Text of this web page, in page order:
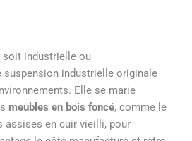
soit industrielle ou
suspension industrielle originale
Elle se marie
meubles en bois foncé, comme le
assises en cuir vieilli, pour